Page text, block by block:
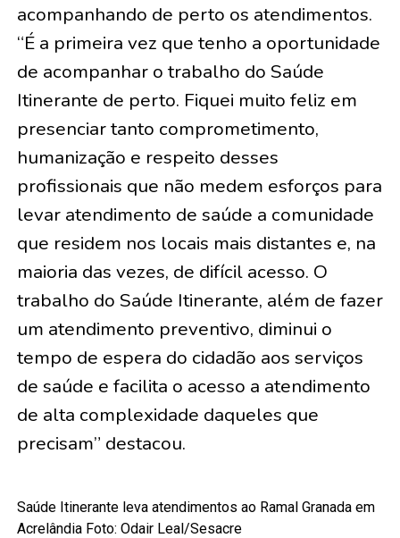
acompanhando de perto os atendimentos.
“É a primeira vez que tenho a oportunidade
de acompanhar o trabalho do Saúde
Itinerante de perto. Fiquei muito feliz em
presenciar tanto comprometimento,
humanização e respeito desses
profissionais que não medem esforços para
levar atendimento de saúde a comunidade
que residem nos locais mais distantes e, na
maioria das vezes, de difícil acesso. O
trabalho do Saúde Itinerante, além de fazer
um atendimento preventivo, diminui o
tempo de espera do cidadão aos serviços
de saúde e facilita o acesso a atendimento
de alta complexidade daqueles que
precisam” destacou.
Saúde Itinerante leva atendimentos ao Ramal Granada em
Acrelândia Foto: Odair Leal/Sesacre